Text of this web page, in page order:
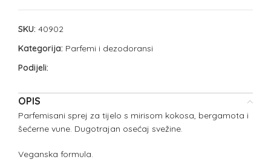
SKU: 40902
Kategorija: Parfemi i dezodoransi
Podijeli:
OPIS
Parfemisani sprej za tijelo s mirisom kokosa, bergamota i
šećerne vune. Dugotrajan osećaj svežine.
Veganska formula.